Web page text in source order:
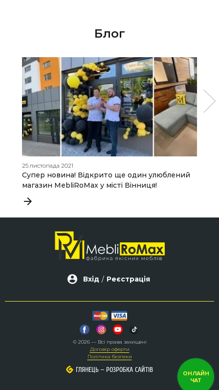
Блог
25 листопада 2021
Супер новина! Відкрито ще один улюблений
магазин MebliRoMax у місті Вінниця!
Вхід / Реєстрація
© 2026 — Всі права захищені
Договір оферти
Політика безпеки
ГЛЯНЕЦЬ – РОЗРОБКА САЙТІВ
ГЛЯНЕЦЬ – РОЗРОБКА САЙТІВ
ОНЛАЙН
ЧАТ